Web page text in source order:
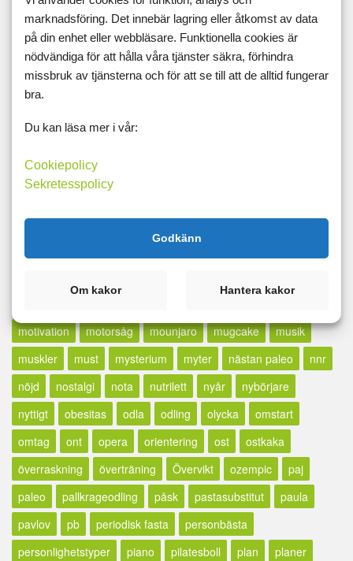
lax
lcd LCHF lchp lchq leangains less
lfd
likör
lillfinger livet livskvalité livspussel
löpband
löpning
lopp löpskytte lösningar lucia
lugn
mammaträning
mässa
mat Matdagboken
mått
md mello mental träning metallica
middag
motivation
motorsåg mounjaro mugcake
musik
muskler
must mysterium myter nästan paleo
nnr
nöjd
nostalgi nota nutrilett nyår
nybörjare
nyttigt
obesitas odla odling olycka
omstart
omtag
ont opera orientering ost
ostkaka
överraskning
överträning Övervikt ozempic
paj
paleo
pallkrageodling påsk pastasubstitut
paula
pavlov
pb periodisk fasta
personbästa
personlighetstyper
piano pilatesboll plan
planer
marknadsföring. Det innebär lagring eller åtkomst av data
på din enhet eller webbläsare. Funktionella cookies är
nödvändiga för att hålla våra tjänster säkra, förhindra
missbruk av tjänsterna och för att se till att de alltid fungerar
bra.
Du kan läsa mer i vår:
Cookiepolicy
Sekretesspolicy
Godkänn
Om kakor Hantera kakor